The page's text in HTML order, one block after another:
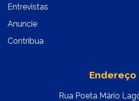
Entrevistas
Anuncie
Contribua
Endereço
Rua Poeta Mário